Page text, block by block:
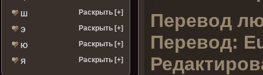
Ш Раскрыть [+]
Э Раскрыть [+]
Ю Раскрыть [+]
Я Раскрыть [+]
Перевод
Перевод: